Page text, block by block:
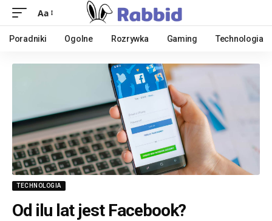
Aa
Poradniki Ogolne Rozrywka Gaming Technologia
TECHNOLOGIA
Od ilu lat jest Facebook?